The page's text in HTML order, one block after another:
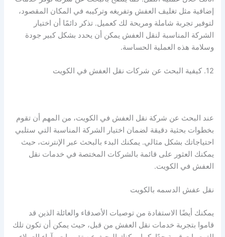
إضافية مثل تغليف العفش وتفريغه وتركيبه في المكان المقصود،
لتوفير تجربة شاملة ومريحة لك كعميل. تذكر دائمًا أن اختيار
الشركة المناسبة لنقل العفش يمكن أن يحدد بشكل كبير جودة
وسلامة هذه العملية الحساسة.
12. كيفية البحث عن شركات نقل العفش في الكويت
عند البحث عن شركة نقل العفش في الكويت، من المهم أن تقوم
بخطوات بحثية دقيقة لضمان اختيار الشركة المناسبة التي ستلبي
احتياجاتك بشكل مثالي. يمكنك البدء بالبحث عبر الإنترنت، حيث
يمكنك العثور على قائمة بالشركات المختصة في خدمات نقل
العفش في الكويت.
نقل عفش الدسمه بالكويت
يمكنك أيضًا الاستفادة من توصيات الأصدقاء والعائلة الذين قد
قاموا بتجربة خدمات نقل العفش من قبل، حيث يمكن أن تكون تلك